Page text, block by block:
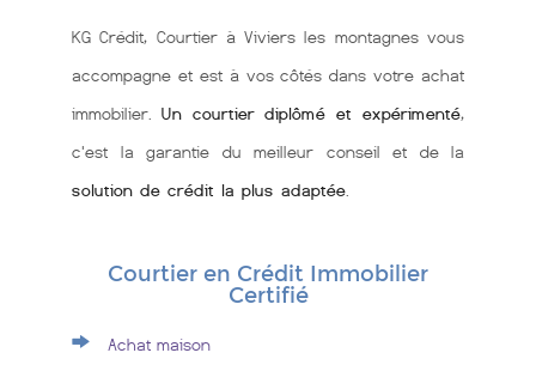
KG Crédit, Courtier à Viviers les montagnes vous
accompagne et est à vos côtés dans votre achat
immobilier. Un courtier diplômé et expérimenté,
c'est la garantie du meilleur conseil et de la
solution de crédit la plus adaptée
Courtier en Crédit Immobilier
Certifié
Achat maison